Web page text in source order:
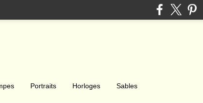
Portraits Horloges Sables